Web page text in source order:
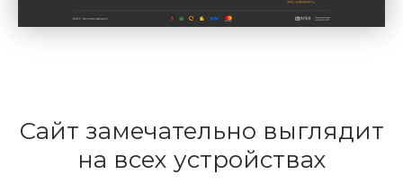
Сайт замечательно выглядит
на всех устройствах